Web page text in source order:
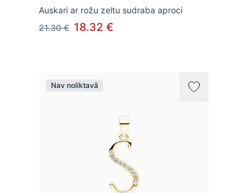
Auskari ar rožu zeltu sudraba aproci
21.30 € 18.32 €
Nav noliktavā